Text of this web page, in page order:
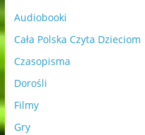
Audiobooki
Cała Polska Czyta Dzieciom
Czasopisma
Dorośli
Filmy
Gry